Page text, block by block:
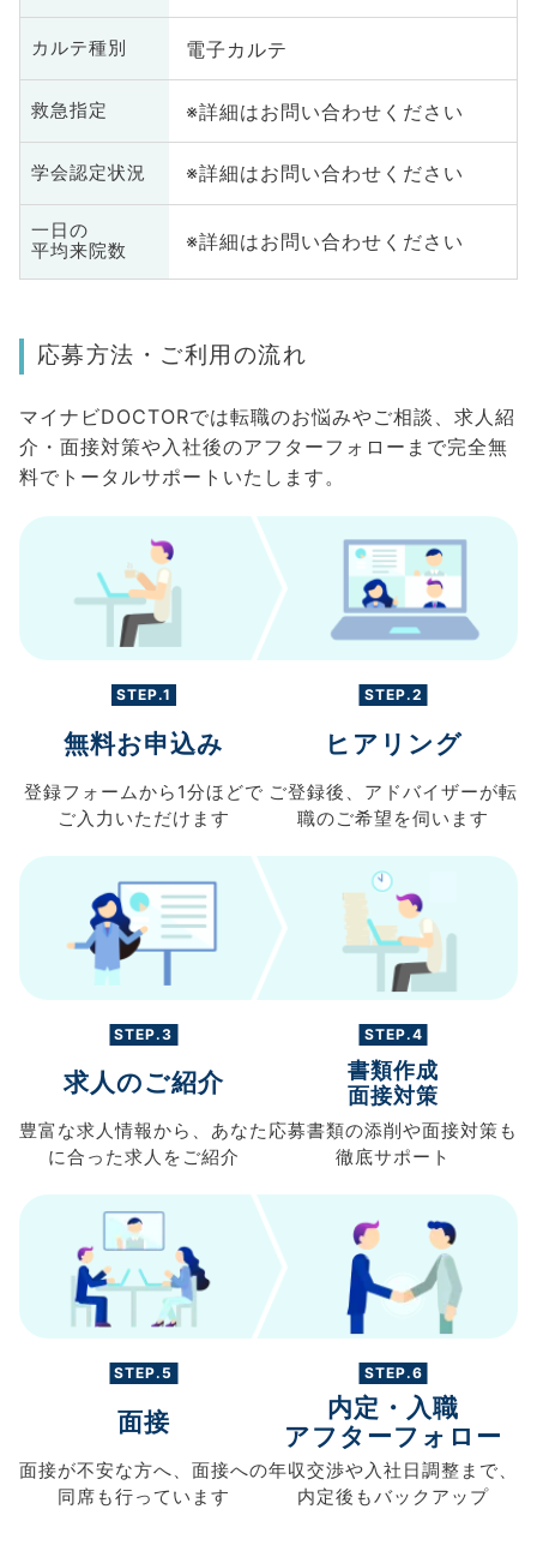
カルテ種別 電子カルテ
救急指定 ※詳細はお問い合わせください
学会認定状況 ※詳細はお問い合わせください
一日の
平均来院数
※詳細はお問い合わせください
応募方法・ご利用の流れ
マイナビDOCTORでは転職のお悩みやご相談、求人紹
介・面接対策や入社後のアフターフォローまで完全無
料でトータルサポートいたします。
STEP.1
無料お申込み
登録フォームから 1分ほどで
ご入力 いただけます
STEP.2
ヒアリング
ご登録後、 アドバイザーが転
職のご希望を伺います
STEP.3
求人のご紹介
豊富な求人情報から、 あなた
に合った求人を ご紹介
STEP.4
書類作成
面接対策
応募書類の添削や面接対策も
徹底サポート
STEP.5
面接
面接が不安な方へ、 面接への
同席も行っています
STEP.6
内定・入職
アフターフォロー
年収交渉や入社日調整まで、
内定後もバックアップ